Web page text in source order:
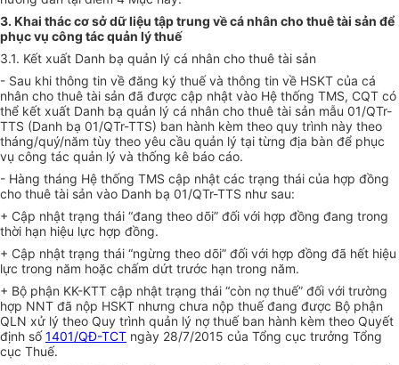
3. Khai thác cơ sở dữliệu tập trung về cá nhân cho thuê tài sản để
phục vụ công tác quản lý thuế
3.1. Kết xuất Danh bạ quản lý cá nhân cho thuê tài sản
- Sau khi thông tin về đăng ký thuế và thông tin về HSKT của cá
nhân cho thuê tài sản đã được cập nhật vào Hệ thống TMS, CQT có
thể kết xuất Danh bạ quản lý cá nhân cho thuê tài sản mẫu 01/QTr-
TTS (Danh bạ 01/QTr-TTS) ban hành kèm theo quy trình này theo
tháng/quý/năm tùy theo yêu cầu quản lý tại từng địa bàn để phục
vụ công tác quản lý và thống kê báo cáo.
- Hàng tháng Hệ thống TMS cập nhật các trạng thái của hợp đồng
cho thuê tài sản vào Danh bạ 01/QTr-TTS như sau:
+ Cập nhật trạng thái “đang theo dõi” đối với hợp đồng đang trong
thời hạn hiệu lực hợp đồng.
+ Cập nhật trạng thái “ngừng theo dõi” đối với hợp đồng đã hết hiệu
lực trong năm hoặc chấm dứt trước hạn trong năm.
+ Bộ phận KK-KTT cập nhật trạng thái “còn nợ thuế” đối với trường
hợp NNT đã nộp HSKT nhưng chưa nộp thuế đang được Bộ phận
QLN xử lý theo Quy trình quản lý nợ thuế ban hành kèm theo Quyết
định số1401/QĐ-TCT ngày 28/7/2015 của Tổng cục trưởng Tổng
cục Thuế.